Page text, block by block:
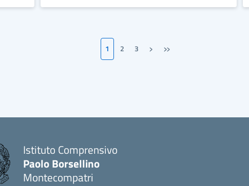
1 2 3 Pagina successiva
› Ultima pagina
»
Istituto Comprensivo
Paolo Borsellino
Montecompatri